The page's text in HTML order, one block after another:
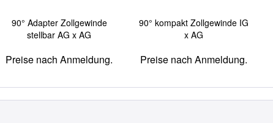
90° Adapter Zollgewinde
stellbar AG x AG
Preise nach Anmeldung.
90° kompakt Zollgewinde IG
x AG
Preise nach Anmeldung.